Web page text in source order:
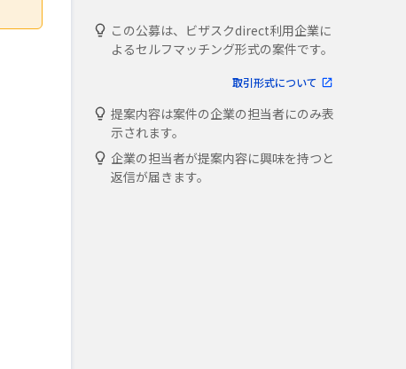
この公募は、ビザスクdirect利用企業に
よるセルフマッチング形式の案件です。
取引形式について
提案内容は案件の企業の担当者にのみ表
示されます。
企業の担当者が提案内容に興味を持つと
返信が届きます。